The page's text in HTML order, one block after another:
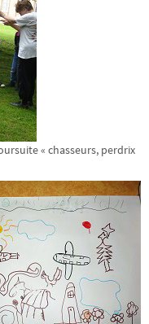
« chasseurs, perdrix